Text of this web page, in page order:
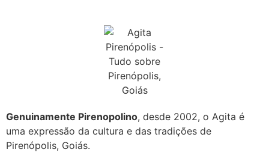
Genuinamente Pirenopolino, desde 2002, o Agita é
uma expressão da cultura e das tradições de
Pirenópolis, Goiás.